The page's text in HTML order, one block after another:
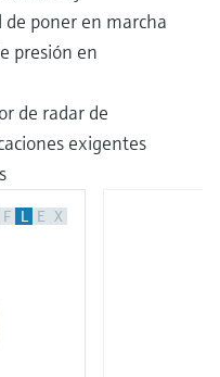
poner en marcha
presión en
de radar de
exigentes
F L E X